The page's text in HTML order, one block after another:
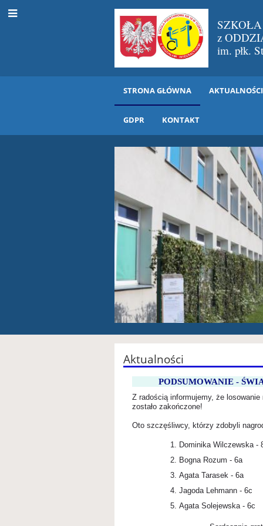
SZKOŁA
z
im. płk.
STRONA GŁÓWNA AKTUALNOŚCI
GDPR KONTAKT
GŁÓWNA
Aktualności
PODSUMOWANIE -
Z radością informujemy, że
zostało zakończone!
Oto szczęśliwcy, którzy zdobyli
Dominika Wilczewska -
Bogna Rozum - 6a
Agata Tarasek - 6a
Jagoda Lehmann - 6c
Agata Solejewska - 6c